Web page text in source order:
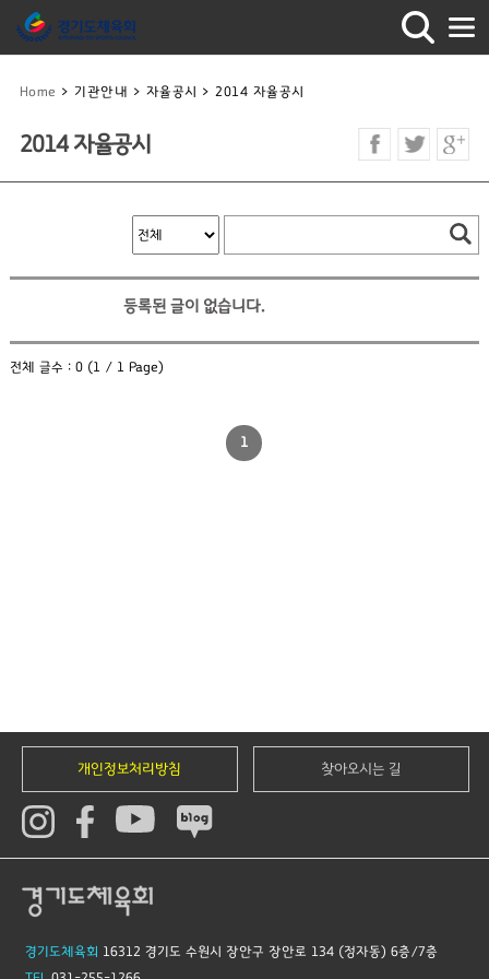
Home >기관안내 > 자율공시 >2014 자율공시
2014 자율공시
등록된 글이 없습니다.
전체 글수 : 0 (1 / 1 Page)
1
개인정보처리방침 찾아오시는 길
경기도체육회 16312 경기도 수원시 장안구 장안로 134 (정자동) 6층/7층